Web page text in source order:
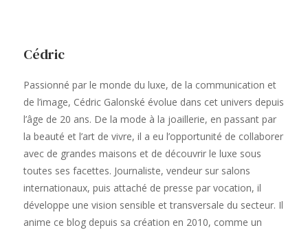
Cédric
Passionné par le monde du luxe, de la communication et
de l’image, Cédric Galonské évolue dans cet univers depuis
l’âge de 20 ans. De la mode à la joaillerie, en passant par
la beauté et l’art de vivre, il a eu l’opportunité de collaborer
avec de grandes maisons et de découvrir le luxe sous
toutes ses facettes. Journaliste, vendeur sur salons
internationaux, puis attaché de presse par vocation, il
développe une vision sensible et transversale du secteur. Il
anime ce blog depuis sa création en 2010, comme un